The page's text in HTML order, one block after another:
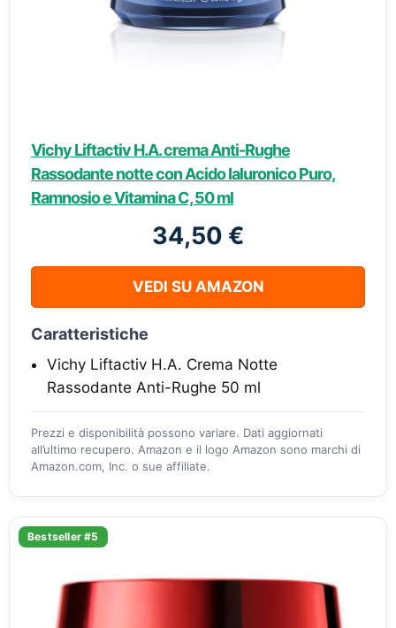
Vichy Liftactiv H.A. crema Anti-Rughe
Rassodante notte con Acido Ialuronico Puro,
Ramnosio e Vitamina C, 50 ml
34,50 €
VEDI SU AMAZON
Caratteristiche
Vichy Liftactiv H.A. Crema Notte
Rassodante Anti-Rughe 50 ml
Prezzi e disponibilità possono variare. Dati aggiornati
all’ultimo recupero. Amazon e il logo Amazon sono marchi di
Amazon.com, Inc. o sue affiliate.
Bestseller #5